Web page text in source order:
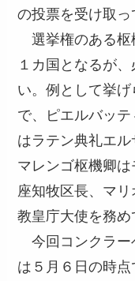
の投票を受け取っ
選挙権のある枢
１カ国となるが
い。例として挙
で、ピエルバッ
はラテン典礼エル
マレンゴ枢機卿
座知牧区長、マ
教皇庁大使を務め
今回コンクラー
は５月６日の時